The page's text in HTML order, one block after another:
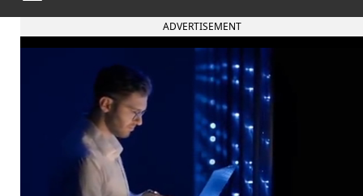
ADVERTISEMENT